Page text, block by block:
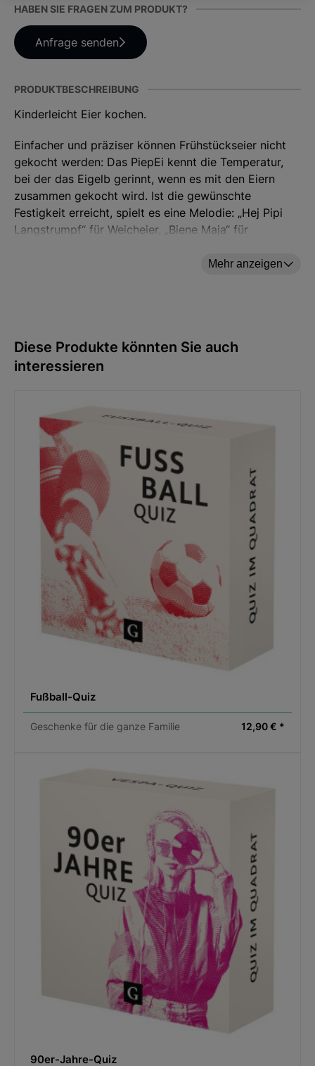
HABEN SIE FRAGEN ZUM PRODUKT?
Anfrage senden
PRODUKTBESCHREIBUNG
Kinderleicht Eier kochen.
Einfacher und präziser können Frühstückseier nicht
gekocht werden: Das PiepEi kennt die Temperatur,
bei der das Eigelb gerinnt, wenn es mit den Eiern
zusammen gekocht wird. Ist die gewünschte
Festigkeit erreicht, spielt es eine Melodie: „Hej Pipi
Langstrumpf“ für Weicheier, „Biene Maja“ für
hart gekochte Eier. Der funktionale Spaßmacher –
Mehr anzeigen
Diese Produkte könnten Sie auch
interessieren
Fußball-Quiz
Geschenke für die ganze Familie 12,90 € *
90er-Jahre-Quiz